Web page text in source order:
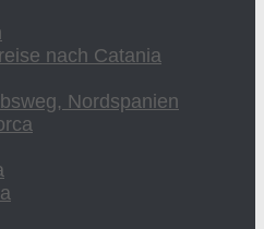
nach Catania
Nordspanien